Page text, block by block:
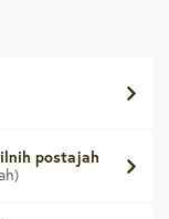
postajah